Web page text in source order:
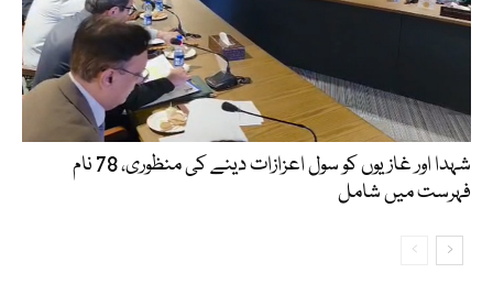
شہدا اور غازیوں کو سول اعزازات دینے کی منظوری، 78 نام
فہرست میں شامل